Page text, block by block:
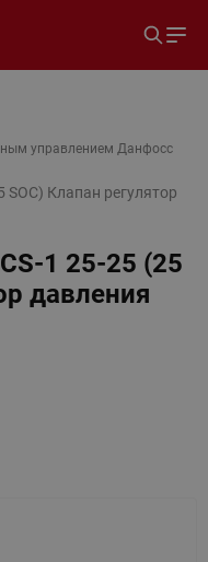
управлением Данфосс
Клапан регулятор
1 25-25 (25
давления